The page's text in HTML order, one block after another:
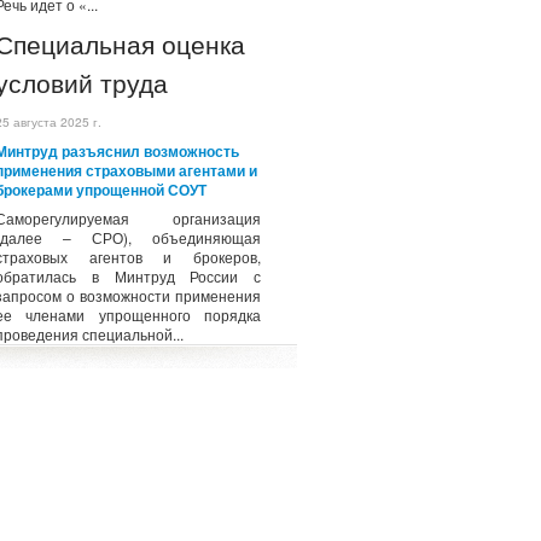
идет о «...
оценка
труда
августа 2025 г.
разъяснил возможность
страховыми агентами и
упрощенной СОУТ
организация
– СРО), объединяющая
агентов и брокеров,
в Минтруд России с
о возможности применения
членами упрощенного порядка
специальной...